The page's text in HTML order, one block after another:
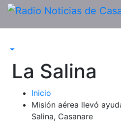
Saltar
contenido
La Salina
Inicio
Misión aérea llevó
Salina, Casanare